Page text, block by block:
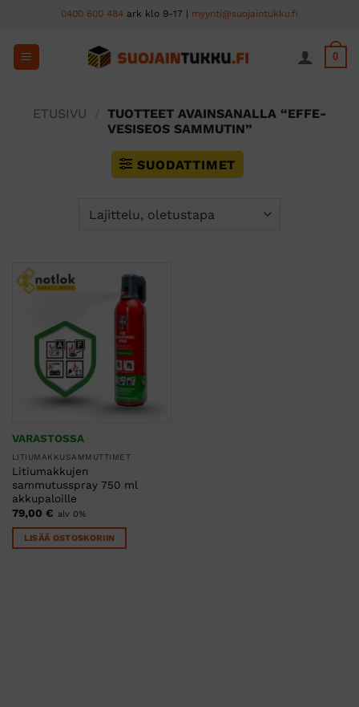
content
0400 600 484 ark klo 9-17 | myynti@suojaintukku.fi
0
ETUSIVU
TUOTTEET AVAINSANALLA “EFFE-
VESISEOS SAMMUTIN”
SUODATTIMET
VARASTOSSA
LITIUMAKKUSAMMUTTIMET
Litiumakkujen
sammutusspray 750 ml
akkupaloille
79,00 € alv 0%
LISÄÄ OSTOSKORIIN